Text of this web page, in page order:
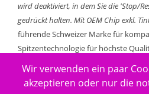
wird deaktiviert, in dem Sie die 'Stop/
gedrückt halten. Mit OEM Chip exkl.
führende Schweizer Marke für
Spitzentechnologie für höchste
entsprechen höchsten
brillante Druckresultate. Um die
sicherzustellen, wird die Tinte im
Wir verwenden ein paar
akzeptieren oder nur die